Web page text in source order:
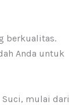
berkualitas.
Anda untuk
Suci, mulai dari